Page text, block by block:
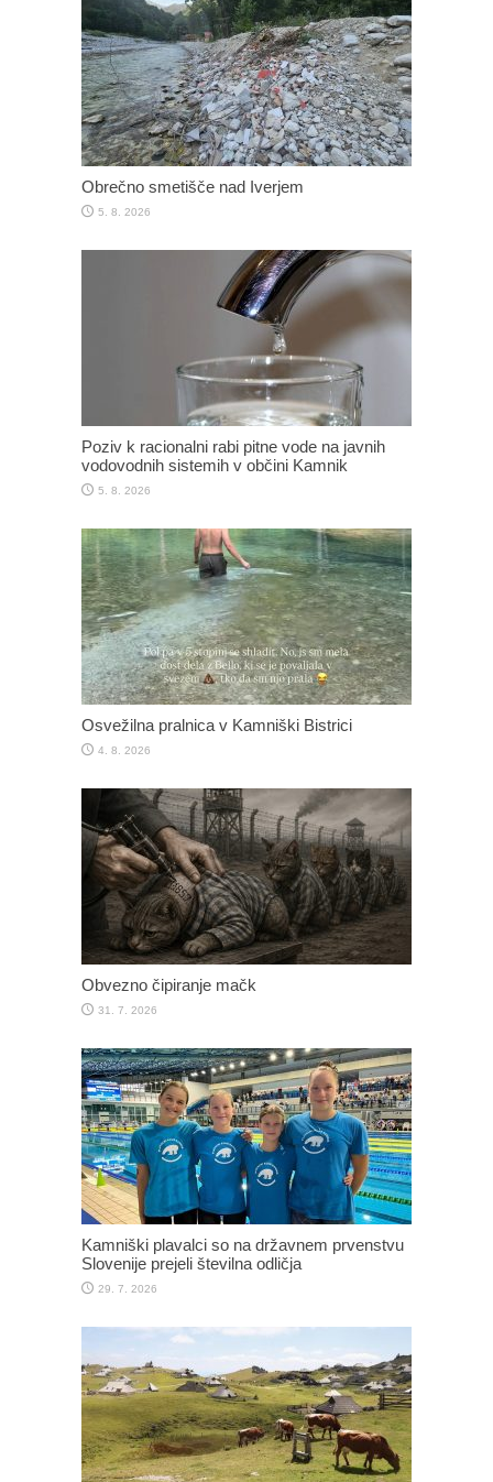
Obrečno smetišče nad Iverjem
5. 8. 2026
Poziv k racionalni rabi pitne vode na javnih
vodovodnih sistemih v občini Kamnik
5. 8. 2026
Osvežilna pralnica v Kamniški Bistrici
4. 8. 2026
Obvezno čipiranje mačk
31. 7. 2026
Kamniški plavalci so na državnem prvenstvu
Slovenije prejeli številna odličja
29. 7. 2026